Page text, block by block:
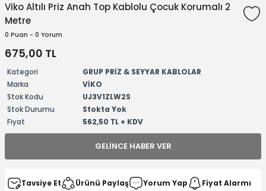
Viko Altılı Priz Anah Top Kablolu Çocuk Korumalı 2
Metre
0 Puan - 0 Yorum
675,00 TL
Kategori
GRUP PRİZ & SEYYAR KABLOLAR
Marka
VİKO
Stok Kodu
UJ3V1ZLW2S
Stok Durumu
Stokta Yok
Fiyat
562,50 TL + KDV
GELINCE HABER VER
Tavsiye Et Ürünü Paylaş Yorum Yap Fiyat Alarmı